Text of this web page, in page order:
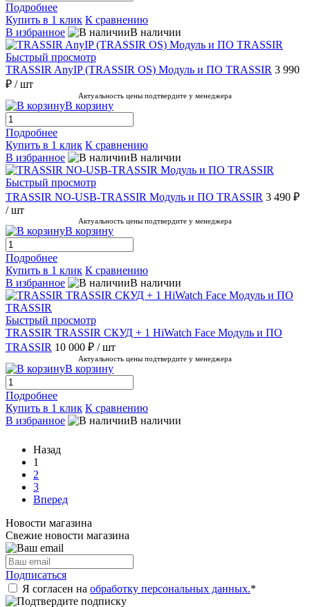
Подробнее
Купить в 1 клик К сравнению
В избранное
В наличии
Быстрый просмотр
TRASSIR AnyIP (TRASSIR OS) Модуль и ПО TRASSIR 3 990
₽ / шт
Актуальность цены подтвердите у менеджера
В корзину
Подробнее
Купить в 1 клик К сравнению
В избранное
В наличии
Быстрый просмотр
TRASSIR NO-USB-TRASSIR Модуль и ПО TRASSIR 3 490 ₽
/ шт
Актуальность цены подтвердите у менеджера
В корзину
Подробнее
Купить в 1 клик К сравнению
В избранное
В наличии
Быстрый просмотр
TRASSIR TRASSIR СКУД + 1 HiWatch Face Модуль и ПО
TRASSIR 10 000 ₽ / шт
Актуальность цены подтвердите у менеджера
В корзину
Подробнее
Купить в 1 клик К сравнению
В избранное
В наличии
Назад
1
2
3
Вперед
Новости магазина
Свежие новости магазина
Подписаться
Я согласен на обработку персональных данных.*